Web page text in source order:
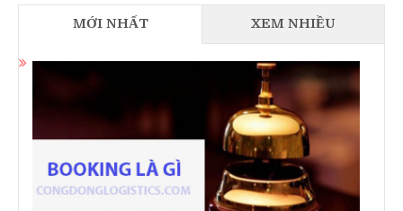
MỚI NHẤT XEM NHIỀU